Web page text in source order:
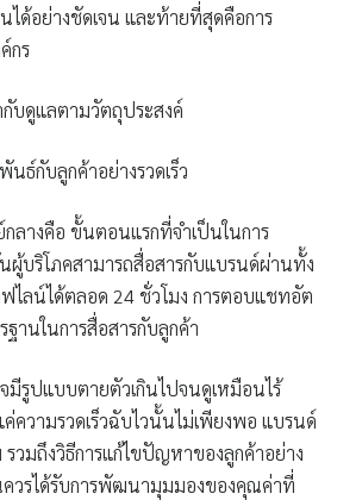
ได้อย่างชัดเจน และท้ายที่สุดคือการ
กร
บดูแลตามวัตถุประสงค์
ธ์กับลูกค้าอย่างรวดเร็ว
ลางคือ ขั้นตอนแรกที่จำเป็นในการ
บริโภคสามารถสื่อสารกับแบรนด์ผ่านทั้ง
ไลน์ได้ตลอด 24 ชั่วโมง การตอบแชทอัต
านในการสื่อสารกับลูกค้า
มีรูปแบบตายตัวเกินไปจนดูเหมือนไร้
ค่ความรวดเร็วฉับไวนั้นไม่เพียงพอ แบรนด์
วมถึงวิธีการแก้ไขปัญหาของลูกค้าอย่าง
วรได้รับการพัฒนามุมมองของคุณค่าที่